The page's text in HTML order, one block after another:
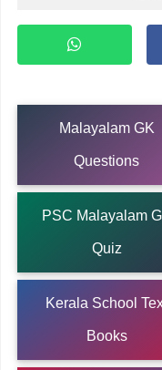
Malayalam GK
Questions
PSC Malayalam
Quiz
Kerala School
Books